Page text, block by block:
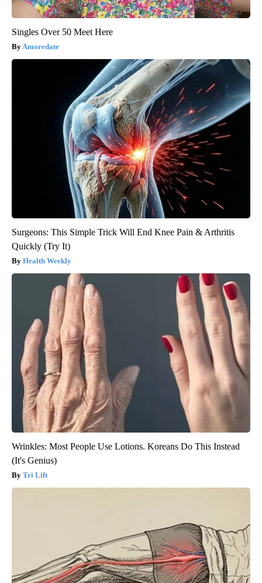
Singles Over 50 Meet Here
Amoredate
Surgeons: This Simple Trick Will End Knee Pain & Arthritis
Quickly (Try It)
Health Weekly
Wrinkles: Most People Use Lotions. Koreans Do This Instead
(It's Genius)
Tri Lift